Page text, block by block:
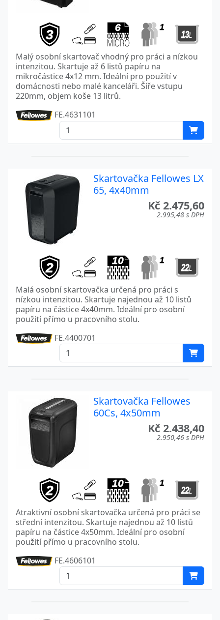
Malý osobní skartovač vhodný pro práci a nízkou
intenzitou. Skartuje až 6 listů papíru na
mikročástice 4x12 mm. Ideální pro použití v
domácnosti nebo malé kanceláři. Šíře vstupu
220mm, objem koše 13 litrů.
FE.4631101
Skartovačka Fellowes LX
65, 4x40mm
Kč 2.475,60
2.995,48 s DPH
Malá osobní skartovačka určená pro práci s
nízkou intenzitou. Skartuje najednou až 10 listů
papíru na částice 4x40mm. Ideální pro osobní
použití přímo u pracovního stolu.
FE.4400701
Skartovačka Fellowes
60Cs, 4x50mm
Kč 2.438,40
2.950,46 s DPH
Atraktivní osobní skartovačka určená pro práci se
střední intenzitou. Skartuje najednou až 10 listů
papíru na částice 4x50mm. Ideální pro osobní
použití přímo u pracovního stolu.
FE.4606101